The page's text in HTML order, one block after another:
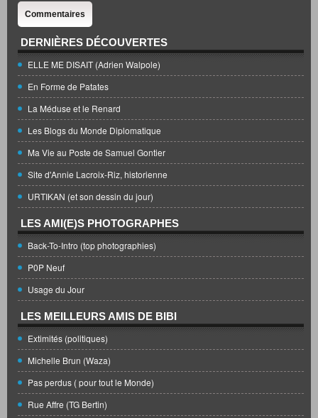
Commentaires
DERNIÈRES DÉCOUVERTES
ELLE ME DISAIT (Adrien Walpole)
En Forme de Patates
La Méduse et le Renard
Les Blogs du Monde Diplomatique
Ma Vie au Poste de Samuel Gontier
Site d'Annie Lacroix-Riz, historienne
URTIKAN (et son dessin du jour)
LES AMI(E)S PHOTOGRAPHES
Back-To-Intro (top photographies)
P0P Neuf
Usage du Jour
LES MEILLEURS AMIS DE BIBI
Extimités (politiques)
Michelle Brun (Waza)
Pas perdus ( pour tout le Monde)
Rue Affre (TG Bertin)